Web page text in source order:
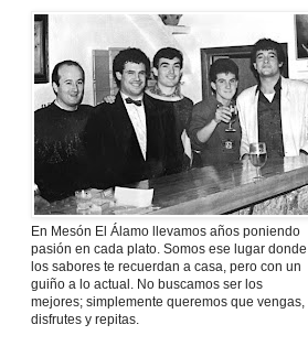
En Mesón El Álamo llevamos años poniendo
pasión en cada plato. Somos ese lugar donde
los sabores te recuerdan a casa, pero con un
guiño a lo actual. No buscamos ser los
mejores; simplemente queremos que vengas,
disfrutes y repitas.